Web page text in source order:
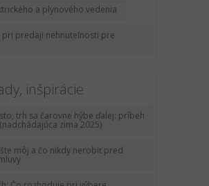
a plynového vedenia
predaji nehnuteľnosti pre
inšpirácie
trh sa čarovne hýbe ďalej: príbeh
zima 2025)
môj a čo nikdy nerobiť pred